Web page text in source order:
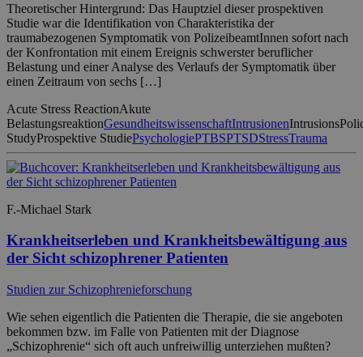
Theoretischer Hintergrund: Das Hauptziel dieser prospektiven
Studie war die Identifikation von Charakteristika der
traumabezogenen Symptomatik von PolizeibeamtInnen sofort nach
der Konfrontation mit einem Ereignis schwerster beruflicher
Belastung und einer Analyse des Verlaufs der Symptomatik über
einen Zeitraum von sechs […]
Acute Stress ReactionAkute
BelastungsreaktionGesundheitswissenschaftIntrusionenIntrusions
StudyProspektive StudiePsychologiePTBSPTSDStressTrauma
F.-Michael Stark
Krankheitserleben und Krankheitsbewältigung aus
der Sicht schizophrener Patienten
Studien zur Schizophrenieforschung
Wie sehen eigentlich die Patienten die Therapie, die sie angeboten
bekommen bzw. im Falle von Patienten mit der Diagnose
„Schizophrenie“ sich oft auch unfreiwillig unterziehen mußten?